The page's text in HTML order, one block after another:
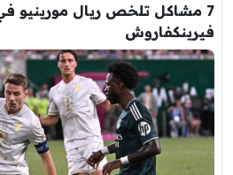
7 مشاكل تلخص ريال مورينيو في
فيرينكفاروش